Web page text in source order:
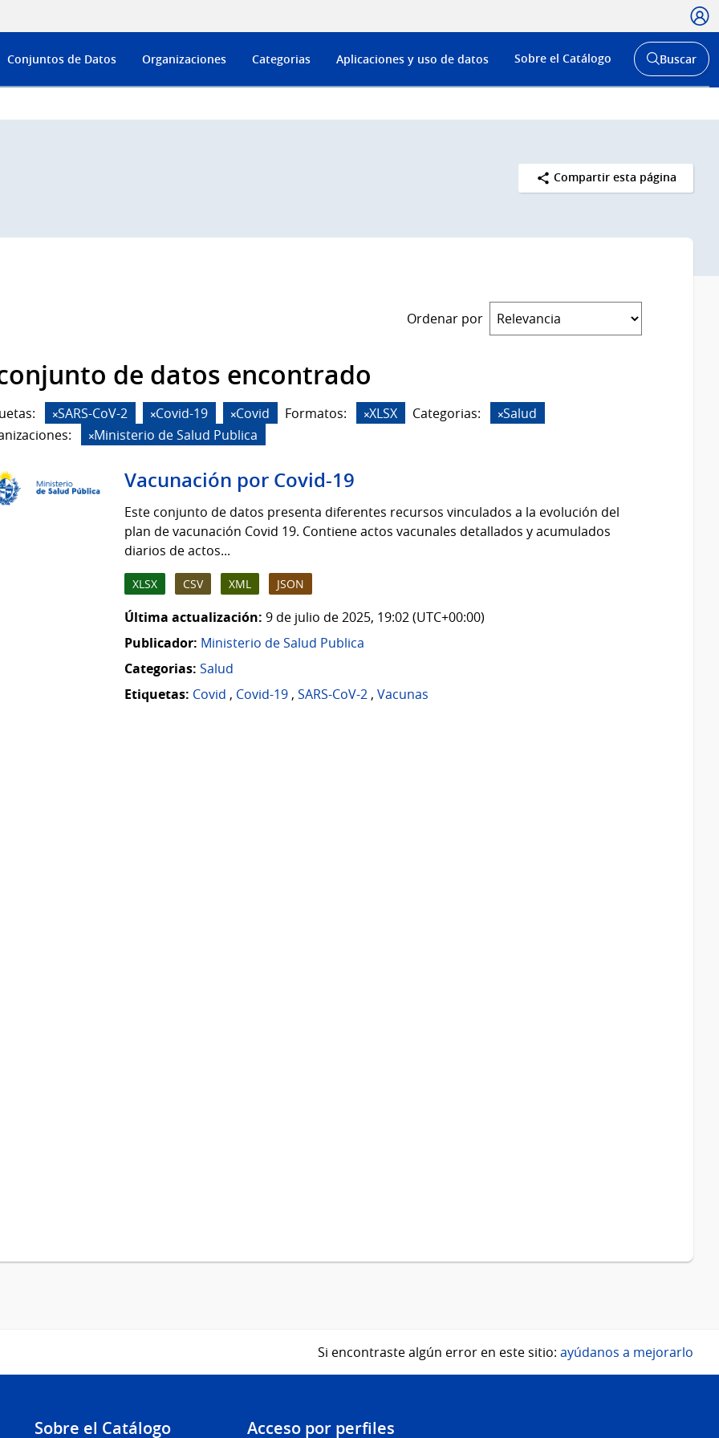
Menú
de
Conjuntos de Datos Organizaciones Categorias Aplicaciones y uso de datos Sobre el Catálogo
Abrir
buscador
Buscar
Compartir esta página
Ordenar por
de datos encontrado
SARS-CoV-2 Covid-19 Covid Formatos: XLSX Categorias:
Salud
Ministerio de Salud Publica
Vacunación por Covid-19
Este conjunto de datos presenta diferentes recursos vinculados a la evolución del
plan de vacunación Covid 19. Contiene actos vacunales detallados y acumulados
diarios de actos...
XLSX CSV XML JSON
Última actualización: 9 de julio de 2025, 19:02 (UTC+00:00)
Publicador: Ministerio de Salud Publica
Categorias: Salud
Etiquetas: Covid , Covid-19, SARS-CoV-2, Vacunas
Si encontraste algún error en este sitio: ayúdanos a mejorarlo
Sobre el Catálogo Acceso por perfiles